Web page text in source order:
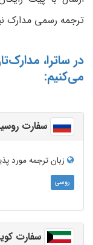
ترجمه رسمی مدارک
در ساترا،
می‌کنیم:
سفارت
زبان ترجمه‌ مورد
روسی
سفارت